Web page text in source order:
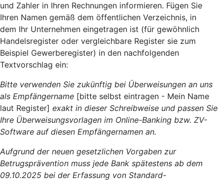
und Zahler in Ihren Rechnungen informieren. Fügen Sie
Ihren Namen gemäß dem öffentlichen Verzeichnis, in
dem Ihr Unternehmen eingetragen ist (für gewöhnlich
Handelsregister oder vergleichbare Register sie zum
Beispiel Gewerberegister) in den nachfolgenden
Textvorschlag ein:
Bitte verwenden Sie zukünftig bei Überweisungen an uns
als Empfängername [bitte selbst eintragen - Mein Name
laut Register] exakt in dieser Schreibweise und passen Sie
Ihre Überweisungsvorlagen im Online-Banking bzw. ZV-
Software auf diesen Empfängernamen an.
Aufgrund der neuen gesetzlichen Vorgaben zur
Betrugsprävention muss jede Bank spätestens ab dem
09.10.2025 bei der Erfassung von Standard-